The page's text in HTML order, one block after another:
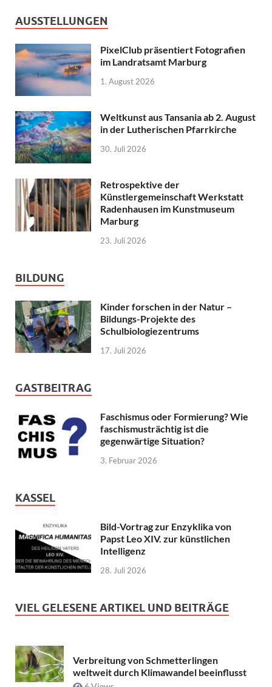
AUSSTELLUNGEN
PixelClub präsentiert Fotografien
im Landratsamt Marburg
1. August 2026
Weltkunst aus Tansania ab 2. August
in der Lutherischen Pfarrkirche
30. Juli 2026
Retrospektive der
Künstlergemeinschaft Werkstatt
Radenhausen im Kunstmuseum
Marburg
23. Juli 2026
BILDUNG
Kinder forschen in der Natur –
Bildungs-Projekte des
Schulbiologiezentrums
17. Juli 2026
GASTBEITRAG
Faschismus oder Formierung? Wie
faschismusträchtig ist die
gegenwärtige Situation?
3. Februar 2026
KASSEL
Bild-Vortrag zur Enzyklika von
Papst Leo XIV. zur künstlichen
Intelligenz
28. Juli 2026
VIEL GELESENE ARTIKEL UND BEITRÄGE
Verbreitung von Schmetterlingen
weltweit durch Klimawandel beeinflusst